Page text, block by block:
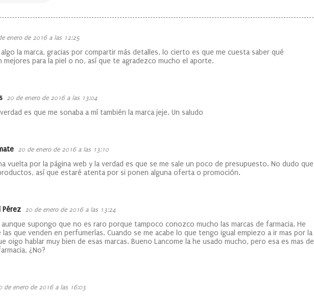
enero de 2016 a las 12:25
la marca, gracias por compartir más detalles, lo cierto es que me cuesta saber qué
para la piel o no, así que te agradezco mucho el aporte.
20 de enero de 2016 a las 13:04
es que me sonaba a mí también la marca jeje. Un saludo
20 de enero de 2016 a las 13:10
vuelta por la página web y la verdad es que se me sale un poco de presupuesto. No dudo que
así que estaré atenta por si ponen alguna oferta o promoción.
Pérez 20 de enero de 2016 a las 13:24
supongo que no es raro porque tampoco conozco mucho las marcas de farmacia. He
las que venden en perfumerías. Cuando se me acabe lo que tengo igual empiezo a ir mas por la
oigo hablar muy bien de esas marcas. Bueno Lancome la he usado mucho, pero esa es mas de
¿No?
de enero de 2016 a las 16:03